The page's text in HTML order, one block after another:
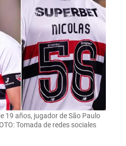
19 años, jugador de São Paulo
Tomada de redes sociales